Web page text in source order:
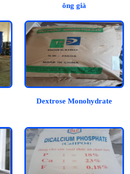
ông già
Dextrose Monohydrate